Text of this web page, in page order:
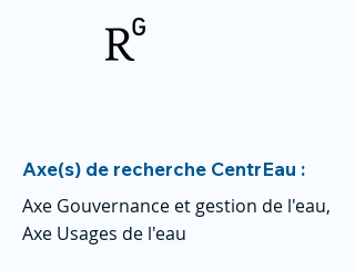
Axe(s) de recherche CentrEau :
Axe Gouvernance et gestion de l'eau,
Axe Usages de l'eau